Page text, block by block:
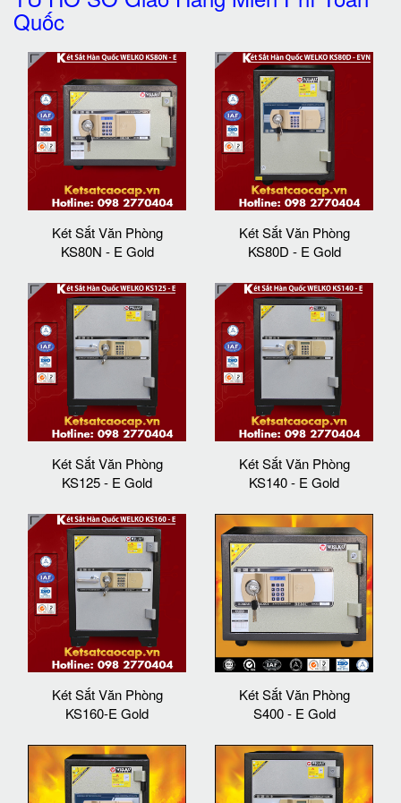
Quốc
Két Sắt Văn Phòng
KS80N - E Gold
Két Sắt Văn Phòng
KS80D - E Gold
Két Sắt Văn Phòng
KS125 - E Gold
Két Sắt Văn Phòng
KS140 - E Gold
Két Sắt Văn Phòng
KS160-E Gold
Két Sắt Văn Phòng
S400 - E Gold